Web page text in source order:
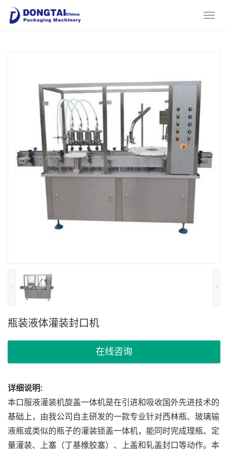
瓶装液体灌装封口机
在线咨询
详细说明:
本口服液灌装机旋盖一体机是在引进和吸收国外先进技术的
基础上，由我公司自主研发的一款专业针对西林瓶、玻璃输
液瓶或类似的瓶子的灌装锁盖一体机，能同时完成理瓶、定
量灌装、上塞（丁基橡胶塞）、上盖和轧盖封口等动作。本